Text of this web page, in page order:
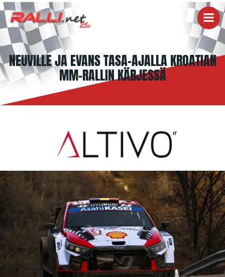
NEUVILLE JA EVANS TASA-AJALLA KROATIAN
MM-RALLIN KÄRJESSÄ